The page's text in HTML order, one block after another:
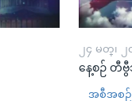
၂၄ မတ္၊ ၂
နေ့စဉ် တီ
အစီအစဉ်